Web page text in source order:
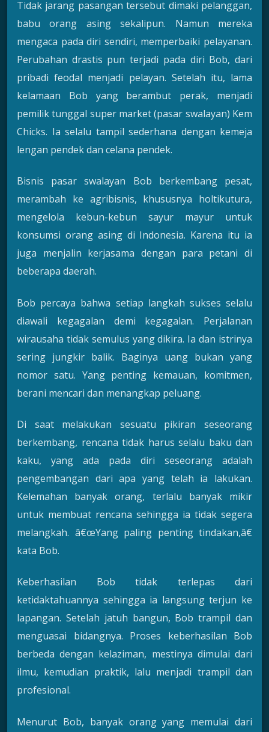
Tidak jarang pasangan tersebut dimaki pelanggan,
babu orang asing sekalipun. Namun mereka
mengaca pada diri sendiri, memperbaiki pelayanan.
Perubahan drastis pun terjadi pada diri Bob, dari
pribadi feodal menjadi pelayan. Setelah itu, lama
kelamaan Bob yang berambut perak, menjadi
pemilik tunggal super market (pasar swalayan) Kem
Chicks. Ia selalu tampil sederhana dengan kemeja
lengan pendek dan celana pendek.
Bisnis pasar swalayan Bob berkembang pesat,
merambah ke agribisnis, khususnya holtikutura,
mengelola kebun-kebun sayur mayur untuk
konsumsi orang asing di Indonesia. Karena itu ia
juga menjalin kerjasama dengan para petani di
beberapa daerah.
Bob percaya bahwa setiap langkah sukses selalu
diawali kegagalan demi kegagalan. Perjalanan
wirausaha tidak semulus yang dikira. Ia dan istrinya
sering jungkir balik. Baginya uang bukan yang
nomor satu. Yang penting kemauan, komitmen,
berani mencari dan menangkap peluang.
Di saat melakukan sesuatu pikiran seseorang
berkembang, rencana tidak harus selalu baku dan
kaku, yang ada pada diri seseorang adalah
pengembangan dari apa yang telah ia lakukan.
Kelemahan banyak orang, terlalu banyak mikir
untuk membuat rencana sehingga ia tidak segera
melangkah. â€œYang paling penting tindakan,â€
kata Bob.
Keberhasilan Bob tidak terlepas dari
ketidaktahuannya sehingga ia langsung terjun ke
lapangan. Setelah jatuh bangun, Bob trampil dan
menguasai bidangnya. Proses keberhasilan Bob
berbeda dengan kelaziman, mestinya dimulai dari
ilmu, kemudian praktik, lalu menjadi trampil dan
profesional.
Menurut Bob, banyak orang yang memulai dari